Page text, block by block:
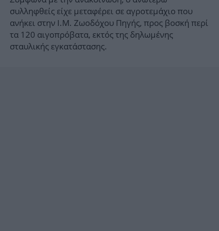
συλληφθείς είχε μεταφέρει σε αγροτεμάχιο που
ανήκει στην Ι.Μ. Ζωοδόχου Πηγής, προς βοσκή περί
τα 120 αιγοπρόβατα, εκτός της δηλωμένης
σταυλικής εγκατάστασης.